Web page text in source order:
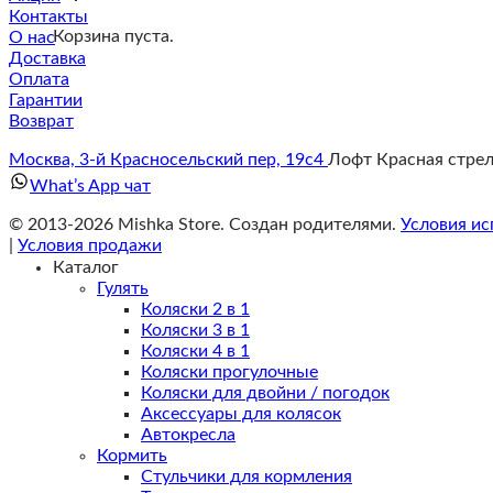
Корзина пуста.
Контакты
О нас
Доставка
Оплата
Гарантии
Возврат
Москва, 3-й Красносельский пер, 19с4 Лофт Красная
What’s App чат
© 2013-2026 Mishka Store. Cоздан родителями. Условия
Условия продажи
Каталог
Гулять
Коляски 2 в 1
Коляски 3 в 1
Коляски 4 в 1
Коляски прогулочные
Коляски для двойни / погодок
Аксессуары для колясок
Автокресла
Кормить
Стульчики для кормления